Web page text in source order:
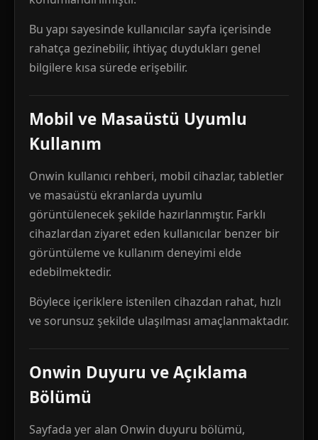
Bu yapı sayesinde kullanıcılar sayfa içerisinde
rahatça gezinebilir, ihtiyaç duydukları genel
bilgilere kısa sürede erişebilir.
Mobil ve Masaüstü Uyumlu
Kullanım
Onwin kullanıcı rehberi, mobil cihazlar, tabletler
ve masaüstü ekranlarda uyumlu
görüntülenecek şekilde hazırlanmıştır. Farklı
cihazlardan ziyaret eden kullanıcılar benzer bir
görüntüleme ve kullanım deneyimi elde
edebilmektedir.
Böylece içeriklere istenilen cihazdan rahat, hızlı
ve sorunsuz şekilde ulaşılması amaçlanmaktadır.
Onwin Duyuru ve Açıklama
Bölümü
Sayfada yer alan Onwin duyuru bölümü,